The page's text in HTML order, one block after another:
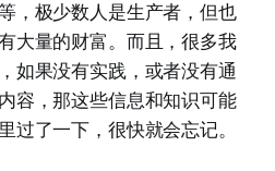
，极少数人是生产者，但也
大量的财富。而且，很多我
如果没有实践，或者没有通
容，那这些信息和知识可能
过了一下，很快就会忘记。